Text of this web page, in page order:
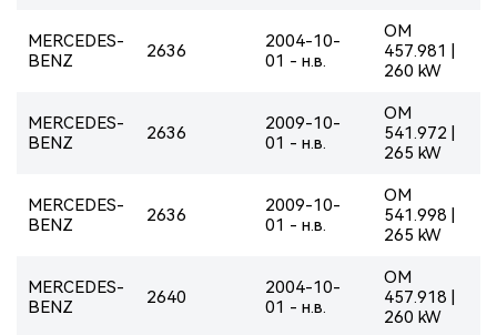
MERCEDES-
BENZ
2636
2004-10-
01 - н.в.
OM
457.981 |
260 kW
MERCEDES-
BENZ
2636
2009-10-
01 - н.в.
OM
541.972 |
265 kW
MERCEDES-
BENZ
2636
2009-10-
01 - н.в.
OM
541.998 |
265 kW
MERCEDES-
BENZ
2640
2004-10-
01 - н.в.
OM
457.918 |
260 kW